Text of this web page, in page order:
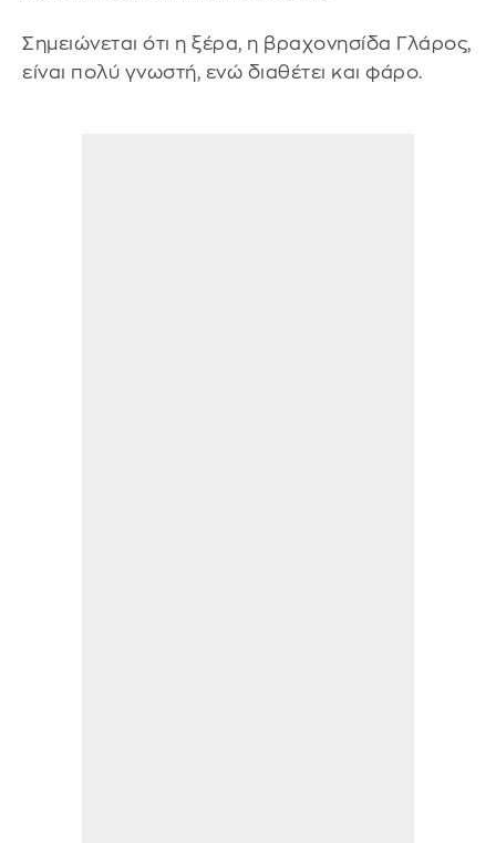
Σημειώνεται ότι η ξέρα, η βραχονησίδα Γλάρος,
είναι πολύ γνωστή, ενώ διαθέτει και φάρο.